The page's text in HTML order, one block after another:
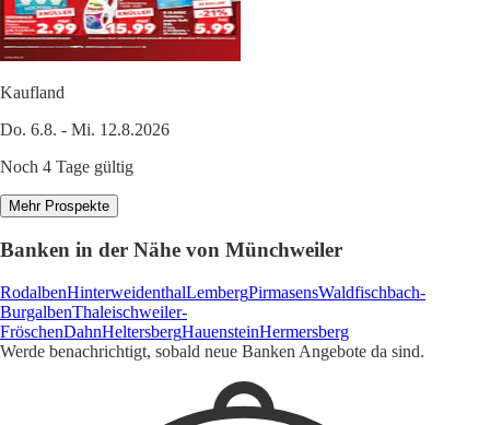
Kaufland
Do. 6.8. - Mi. 12.8.2026
Noch 4 Tage gültig
Mehr Prospekte
Banken in der Nähe von Münchweiler
RodalbenHinterweidenthalLembergPirmasensWaldfischbach-
BurgalbenThaleischweiler-
FröschenDahnHeltersbergHauensteinHermersberg
Werde benachrichtigt, sobald neue Banken Angebote da sind.